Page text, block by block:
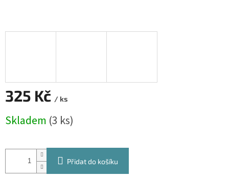
325 Kč / ks
cena:
Skladem (3 ks)
Přidat do košíku